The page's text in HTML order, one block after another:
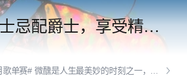
歌单：威士忌配爵士，享受精致微醺时光